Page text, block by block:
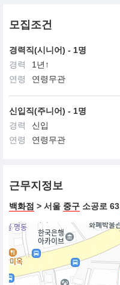
모집조건
경력직(시니어) - 1명
경력
1년↑
연령
연령무관
신입직(주니어) - 1명
경력
신입
연령
연령무관
근무지정보
백화점 > 서울 중구 소공로 63